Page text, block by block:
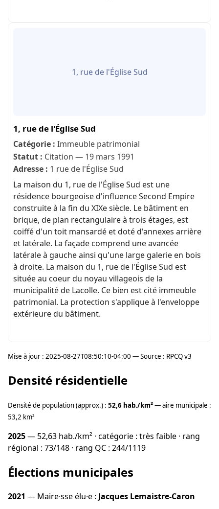
1, rue de l'Église Sud
1, rue de l'Église Sud
Catégorie : Immeuble patrimonial
Statut : Citation — 19 mars 1991
Adresse : 1 rue de l'Église Sud
La maison du 1, rue de l'Église Sud est une
résidence bourgeoise d'influence Second Empire
construite à la fin du XIXe siècle. Le bâtiment en
brique, de plan rectangulaire à trois étages, est
coiffé d'un toit mansardé et doté d'annexes arrière
et latérale. La façade comprend une avancée
latérale à gauche ainsi qu'une large galerie en bois
à droite. La maison du 1, rue de l'Église Sud est
située au coeur du noyau villageois de la
municipalité de Lacolle. Ce bien est cité immeuble
patrimonial. La protection s'applique à l'enveloppe
extérieure du bâtiment.
Mise à jour : 2025-08-27T08:50:10-04:00 — Source : RPCQ v3
Densité résidentielle
Densité de population (approx.) : 52,6 hab./km²— aire municipale :
53,2 km²
2025— 52,63 hab./km² · catégorie : très faible · rang
régional : 73/148 · rang QC : 244/1119
Élections municipales
2021 — Maire·sse élu·e : Jacques Lemaistre-Caron